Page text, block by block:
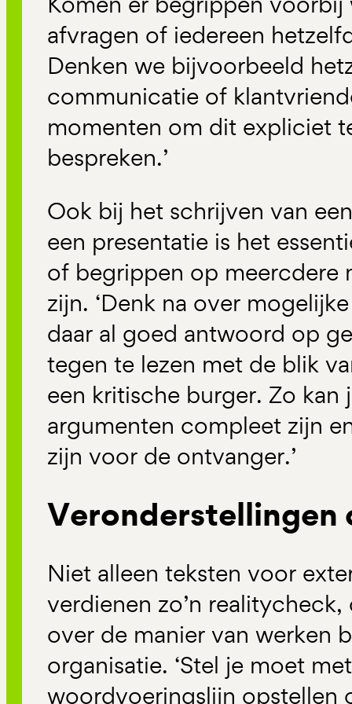
afvragen of iedereen
Denken we bijvoorbeeld
communicatie of
momenten om dit expliciet
bespreken.’
Ook bij het schrijven van
een presentatie is het
of begrippen op meercdere
zijn. ‘Denk na over
daar al goed antwoord op
tegen te lezen met de blik
een kritische burger. Zo kan
argumenten compleet zijn
zijn voor de ontvanger.’
Veronderstellingen
Niet alleen teksten voor
verdienen zo’n
over de manier van werken
organisatie. ‘Stel je moet
woordvoeringslijn opstellen